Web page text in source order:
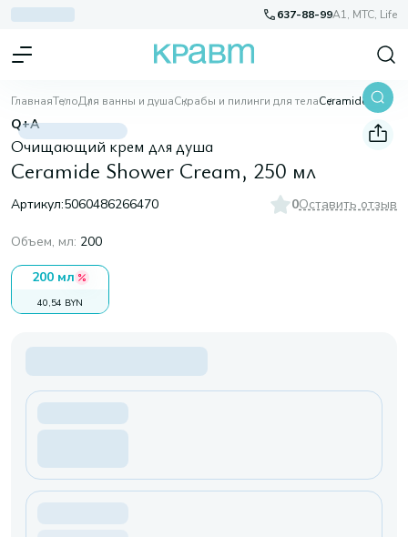
637-88-99A1, МТС, Life
ГлавнаяТелоДля ванны и душаСкрабы и пилинги для тела Ceramide Shower Cream, 250 мл
Q+A
Очищающий крем для душа
Ceramide Shower Cream, 250 мл
Артикул:5060486266470 0Оставить отзыв
Объем, мл: 200
200 мл
40,54 BYN